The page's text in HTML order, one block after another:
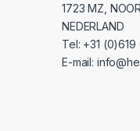
1723 MZ,
NEDERLAND
Tel: +31
E-mail: